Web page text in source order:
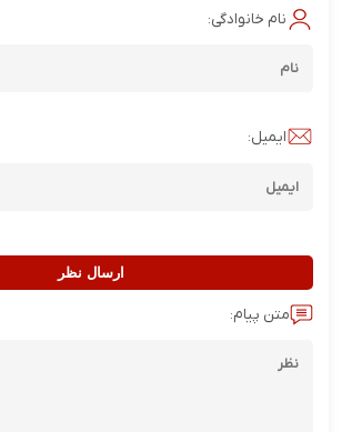
نام خانوادگی:
ایمیل:
ارسال نظر
متن پیام: